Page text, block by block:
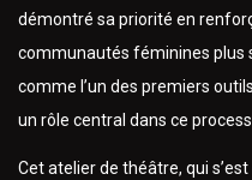
démontré sa priorité en
communautés féminines plus
comme l’un des premiers
un rôle central dans ce
Cet atelier de théâtre, qui